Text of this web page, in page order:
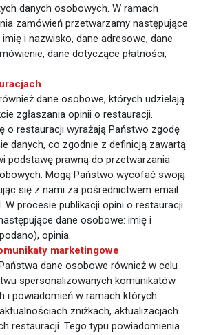
danych osobowych. W ramach
zamówień przetwarzamy następujące
i nazwisko, dane adresowe, dane
dane dotyczące płatności,
dane osobowe, których udzielają
zgłaszania opinii o restauracji.
o restauracji wyrażają Państwo zgodę
danych, co zgodnie z definicją zawartą
podstawę prawną do przetwarzania
Mogą Państwo wycofać swoją
się z nami za pośrednictwem email
W procesie publikacji opini o restauracji
dane osobowe: imię i
opinia.
marketingowe
dane osobowe również w celu
spersonalizowanych komunikatów
i powiadomień w ramach których
zniżkach, aktualizacjach
restauracji. Tego typu powiadomienia